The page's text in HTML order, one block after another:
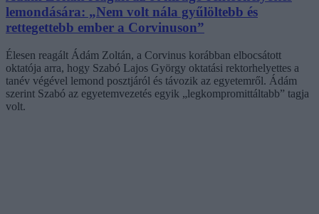
lemondására: „Nem volt nála gyűlöltebb és
rettegettebb ember a Corvinuson”
Élesen reagált Ádám Zoltán, a Corvinus korábban elbocsátott
oktatója arra, hogy Szabó Lajos György oktatási rektorhelyettes a
tanév végével lemond posztjáról és távozik az egyetemről. Ádám
szerint Szabó az egyetemvezetés egyik „legkompromittáltabb” tagja
volt.